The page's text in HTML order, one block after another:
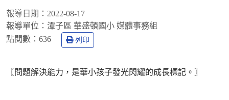
報導日期： 2022-08-17
報導單位： 潭子區 華盛頓國小 媒體事務組
點閱數： 636 列印
〖問題解決能力，是華小孩子發光閃耀的成長標記。〗